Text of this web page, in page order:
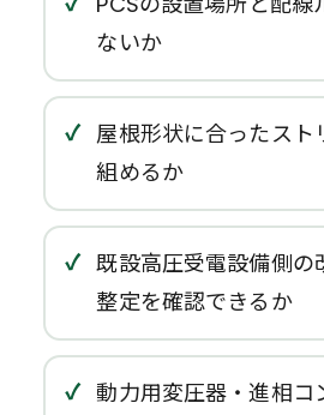
ないか
屋根形状に合ったスト
組めるか
既設高圧受電設備側の
整定を確認できるか
動力用変圧器・進相コ